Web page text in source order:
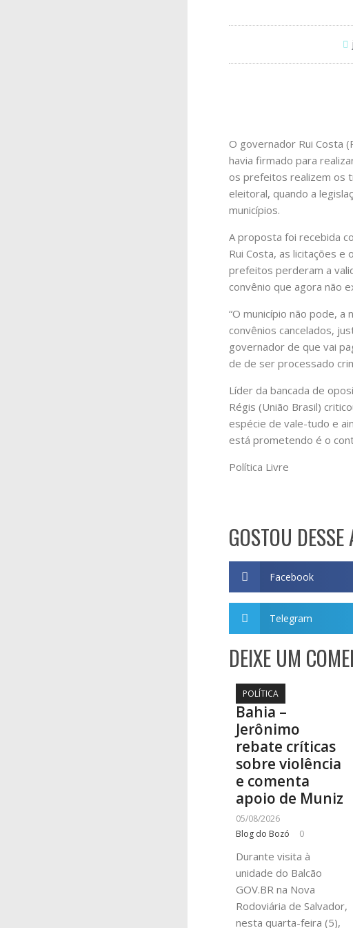
O governador Rui Costa
havia firmado para
os prefeitos realizem os
eleitoral, quando a
municípios.
A proposta foi recebida
Rui Costa, as licitações
prefeitos perderam a
convênio que agora não
“O município não pode,
convênios cancelados,
governador de que vai
de de ser processado
Líder da bancada de
Régis (União Brasil)
espécie de vale-tudo e
está prometendo é o
Política Livre
GOSTOU
Facebook
Telegram
DEIXE UM
POLÍTICA
Bahia –
Jerônimo
rebate críticas
sobre violência
e comenta
apoio de Muniz
05/08/2026
Blog do Bozó
0
Durante visita à
unidade do Balcão
GOV.BR na Nova
Rodoviária de Salvador,
nesta quarta-feira (5),